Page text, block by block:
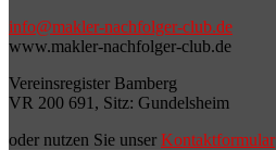
info@makler-nachfolger-club.de
www.makler-nachfolger-club.de
Vereinsregister Bamberg
VR 200 691, Sitz: Gundelsheim
oder nutzen Sie unser Kontaktformular